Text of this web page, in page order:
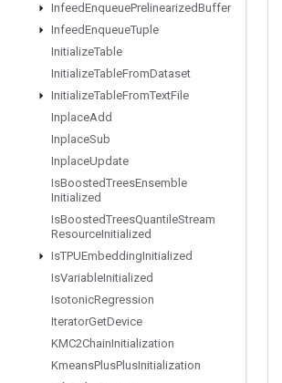
InfeedEnqueuePrelinearizedBuffer
InfeedEnqueueTuple
InitializeTable
InitializeTableFromDataset
InitializeTableFromTextFile
InplaceAdd
InplaceSub
InplaceUpdate
IsBoostedTreesEnsemble
Initialized
IsBoostedTreesQuantileStream
ResourceInitialized
IsTPUEmbeddingInitialized
IsVariableInitialized
IsotonicRegression
IteratorGetDevice
KMC2ChainInitialization
KmeansPlusPlusInitialization